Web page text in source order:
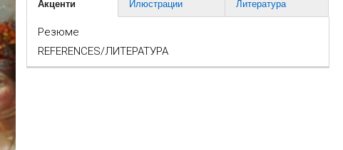
Акценти Илюстрации Литература
Резюме
REFERENCES/ЛИТЕРАТУРА